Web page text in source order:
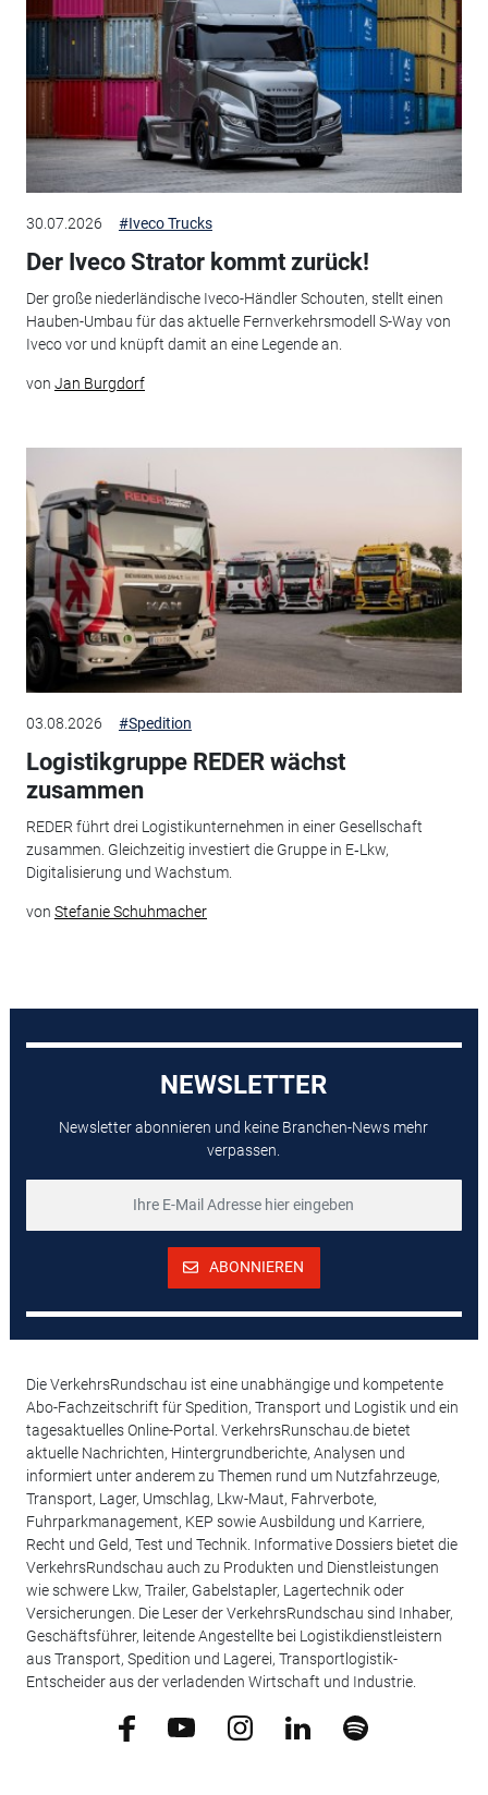
30.07.2026 #Iveco Trucks
Der Iveco Strator kommt zurück!
Der große niederländische Iveco-Händler Schouten, stellt einen
Hauben-Umbau für das aktuelle Fernverkehrsmodell S-Way von
Iveco vor und knüpft damit an eine Legende an.
von Jan Burgdorf
03.08.2026 #Spedition
Logistikgruppe REDER wächst
zusammen
REDER führt drei Logistikunternehmen in einer Gesellschaft
zusammen. Gleichzeitig investiert die Gruppe in E‑Lkw,
Digitalisierung und Wachstum.
von Stefanie Schuhmacher
NEWSLETTER
Newsletter abonnieren und keine Branchen-News mehr
verpassen.
ABONNIEREN
Die VerkehrsRundschau ist eine unabhängige und kompetente
Abo-Fachzeitschrift für Spedition, Transport und Logistik und ein
tagesaktuelles Online-Portal. VerkehrsRunschau.de bietet
aktuelle Nachrichten, Hintergrundberichte, Analysen und
informiert unter anderem zu Themen rund um Nutzfahrzeuge,
Transport, Lager, Umschlag, Lkw-Maut, Fahrverbote,
Fuhrparkmanagement, KEP sowie Ausbildung und Karriere,
Recht und Geld, Test und Technik. Informative Dossiers bietet die
VerkehrsRundschau auch zu Produkten und Dienstleistungen
wie schwere Lkw, Trailer, Gabelstapler, Lagertechnik oder
Versicherungen. Die Leser der VerkehrsRundschau sind Inhaber,
Geschäftsführer, leitende Angestellte bei Logistikdienstleistern
aus Transport, Spedition und Lagerei, Transportlogistik-
Entscheider aus der verladenden Wirtschaft und Industrie.